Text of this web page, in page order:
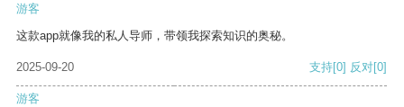
游客
这款app就像我的私人导师，带领我探索知识的奥秘。
2025-09-20 支持[0] 反对[0]
游客